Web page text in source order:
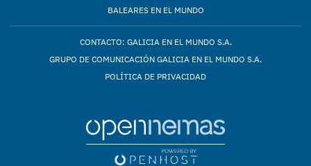
BALEARES EN EL MUNDO
CONTACTO: GALICIA EN EL MUNDO S.A.
GRUPO DE COMUNICACIÓN GALICIA EN EL MUNDO S.A.
POLÍTICA DE PRIVACIDAD